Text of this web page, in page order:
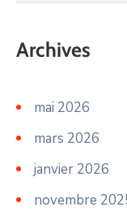
Archives
mai 2026
mars 2026
janvier 2026
novembre